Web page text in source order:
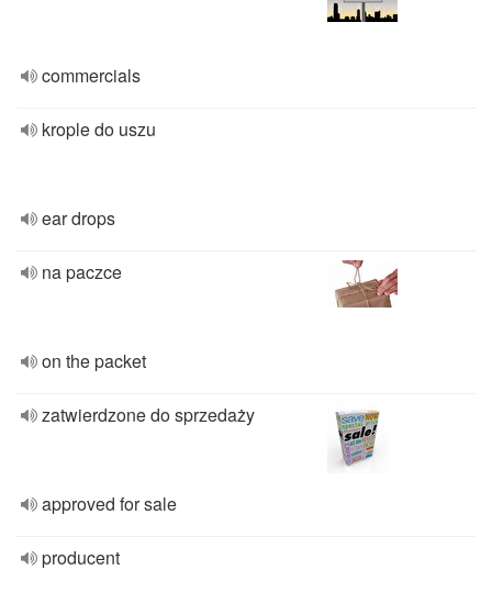
commercials
krople do uszu
ear drops
na paczce
on the packet
zatwierdzone do sprzedaży
approved for sale
producent